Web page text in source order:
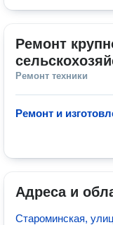
Ремонт
Ремонт техники
Ремонт и
Адреса и
Староминская,